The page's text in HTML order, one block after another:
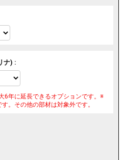
ナ) :
6年に延長できるオプションです。※
。その他の部材は対象外です。